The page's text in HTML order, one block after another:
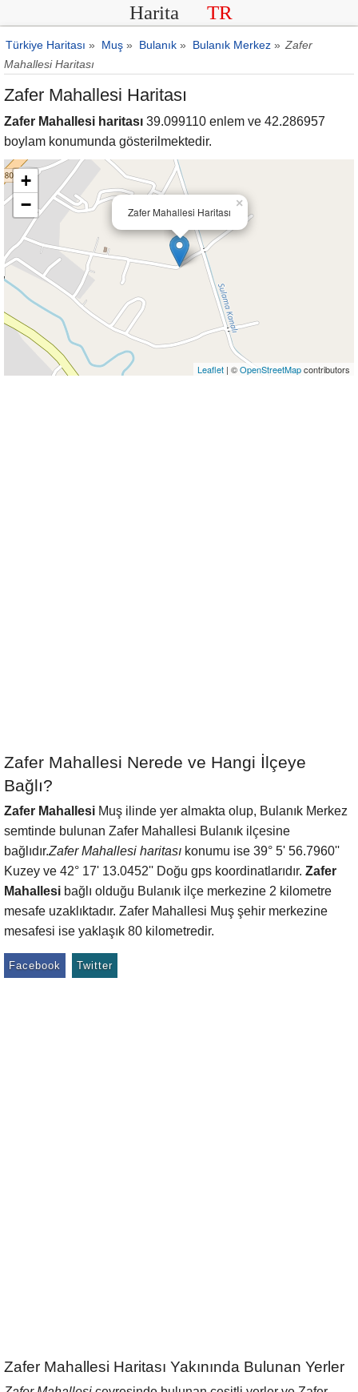
Harita TR
Türkiye Haritası » Muş » Bulanık » Bulanık Merkez » Zafer
Mahallesi Haritası
Zafer Mahallesi Haritası
Zafer Mahallesi haritası 39.099110 enlem ve 42.286957
boylam konumunda gösterilmektedir.
Zafer Mahallesi Haritası
×
+
−
Leaflet | ©OpenStreetMapcontributors
Zafer Mahallesi Nerede ve Hangi İlçeye
Bağlı?
Zafer Mahallesi Muş ilinde yer almakta olup, Bulanık Merkez
semtinde bulunan Zafer Mahallesi Bulanık ilçesine
bağlıdır.Zafer Mahallesi haritası konumu ise 39° 5' 56.7960''
Kuzey ve 42° 17' 13.0452'' Doğu gps koordinatlarıdır. Zafer
Mahallesi bağlı olduğu Bulanık ilçe merkezine 2 kilometre
mesafe uzaklıktadır. Zafer Mahallesi Muş şehir merkezine
mesafesi ise yaklaşık 80 kilometredir.
Facebook Twitter
Zafer Mahallesi Haritası Yakınında Bulunan Yerler